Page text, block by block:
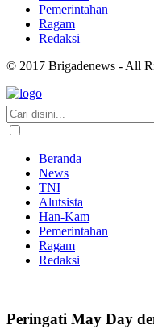
Pemerintahan
Ragam
Redaksi
© 2017 Brigadenews - All
Beranda
News
TNI
Alutsista
Han-Kam
Pemerintahan
Ragam
Redaksi
Peringati May Day